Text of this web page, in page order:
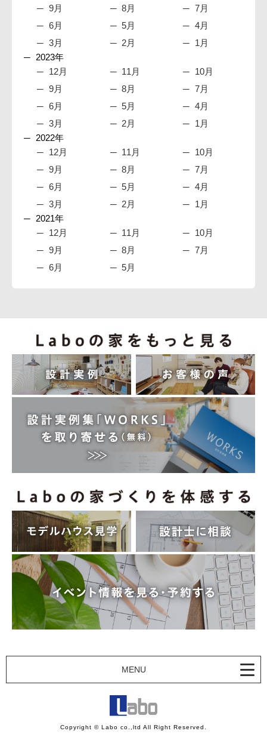
9月
8月
7月
6月
5月
4月
3月
2月
1月
2023年
12月
11月
10月
9月
8月
7月
6月
5月
4月
3月
2月
1月
2022年
12月
11月
10月
9月
8月
7月
6月
5月
4月
3月
2月
1月
2021年
12月
11月
10月
9月
8月
7月
6月
5月
MENU
Copyright © Labo co.,ltd All Right Reserved.